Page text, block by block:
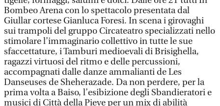
Bombeo Arena con lo spettacolo presentata dal
Giullar cortese Gianluca Foresi. In scena i girovaghi
sui trampoli del gruppo Circateatro specializzati nello
stimolare l’immaginario collettivo in tutte le sue
sfaccettature, i Tamburi medioevali di Brisighella,
ragazzi virtuosi del ritmo e delle percussioni,
accompagnati dalle danze ammalianti de Les
Danseuses de Sheherazade. Da non perdere, per la
prima volta a Baiso, l’esibizione degli Sbandieratori e
musici di Città della Pieve per un mix di abilità